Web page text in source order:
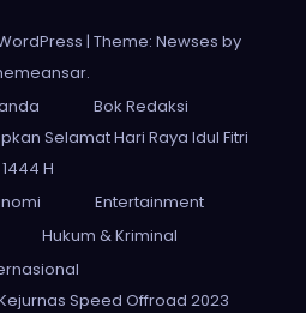
| Theme: Newses by
.
Bok Redaksi
Selamat Hari Raya Idul Fitri
1444 H
Entertainment
Hukum & Kriminal
Speed Offroad 2023